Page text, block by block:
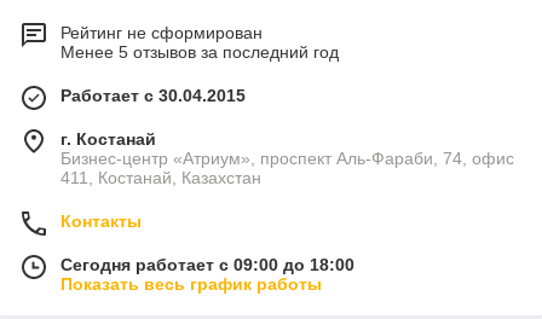
Рейтинг не сформирован
Менее 5 отзывов за последний год
Работает с 30.04.2015
г. Костанай
Бизнес-центр «Атриум», проспект Аль-Фараби, 74, офис
411, Костанай, Казахстан
Контакты
Сегодня работает с 09:00 до 18:00
Показать весь график работы